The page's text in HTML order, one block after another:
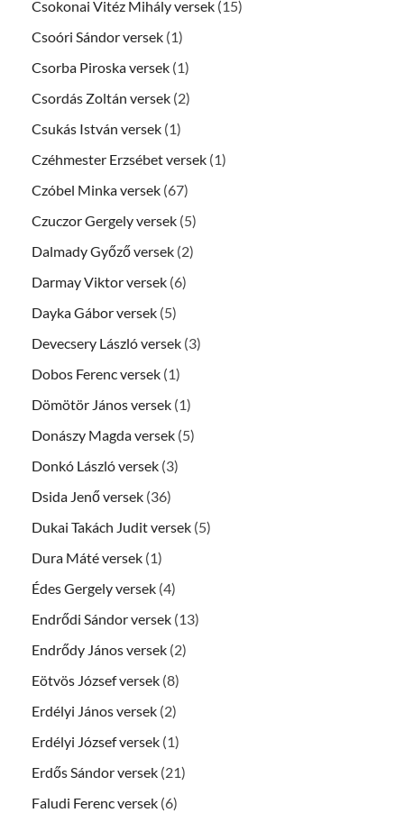
Csokonai Vitéz Mihály versek (15)
Csoóri Sándor versek (1)
Csorba Piroska versek (1)
Csordás Zoltán versek (2)
Csukás István versek (1)
Czéhmester Erzsébet versek (1)
Czóbel Minka versek (67)
Czuczor Gergely versek (5)
Dalmady Győző versek (2)
Darmay Viktor versek (6)
Dayka Gábor versek (5)
Devecsery László versek (3)
Dobos Ferenc versek (1)
Dömötör János versek (1)
Donászy Magda versek (5)
Donkó László versek (3)
Dsida Jenő versek (36)
Dukai Takách Judit versek (5)
Dura Máté versek (1)
Édes Gergely versek (4)
Endrődi Sándor versek (13)
Endrődy János versek (2)
Eötvös József versek (8)
Erdélyi János versek (2)
Erdélyi József versek (1)
Erdős Sándor versek (21)
Faludi Ferenc versek (6)